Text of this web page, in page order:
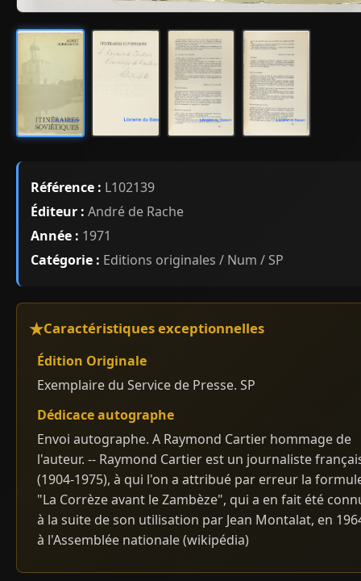
Référence : L102139
Éditeur : André de Rache
Année : 1971
Catégorie : Editions originales / Num / SP
Caractéristiques exceptionnelles
Édition Originale
Exemplaire du Service de Presse. SP
Dédicace autographe
Envoi autographe. A Raymond Cartier hommage de
l'auteur. -- Raymond Cartier est un journaliste
(1904-1975), à qui l'on a attribué par erreur la
"La Corrèze avant le Zambèze", qui a en fait été
à la suite de son utilisation par Jean Montalat, en
à l'Assemblée nationale (wikipédia)